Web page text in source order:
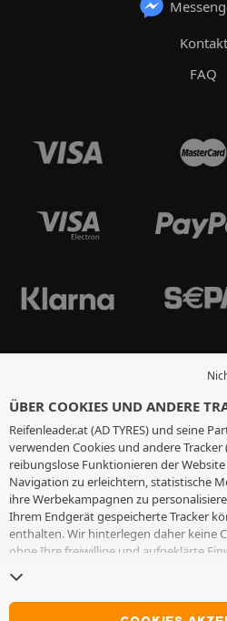
Kontakt
FAQ
ÜBER COOKIES UND ANDERE
Reifenleader.at (AD TYRES) und seine
verwenden Cookies und andere
reibungslose Funktionieren der
Navigation zu erleichtern, statistische
ihre Werbekampagnen zu
Ihrem Endgerät gespeicherte Tracker
enthalten. Wir hinterlegen daher keine
ohne Ihre freiwillige und aufgeklärte
Auswahl für einen Zeitraum von 6
Einwilligung jederzeit widerrufen,